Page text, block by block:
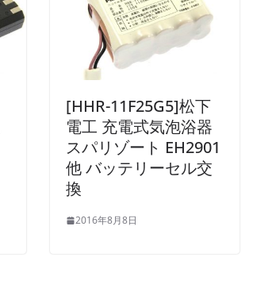
[HHR-11F25G5]松下
電工 充電式気泡浴器
スパリゾート EH2901
他 バッテリーセル交
換
2016年8月8日